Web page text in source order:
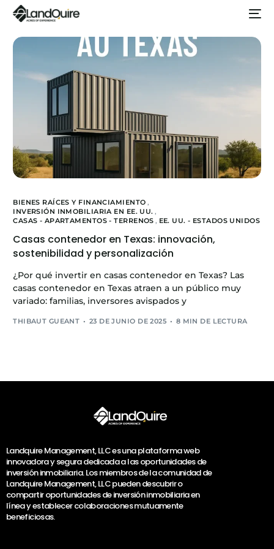
BIENES RAÍCES Y FINANCIAMIENTO ,
INVERSIÓN INMOBILIARIA EN EE. UU. ,
CASAS - APARTAMENTOS - TERRENOS , EE. UU. - ESTADOS UNIDOS
Casas contenedor en Texas: innovación,
sostenibilidad y personalización
¿Por qué invertir en casas contenedor en Texas? Las
casas contenedor en Texas atraen a un público muy
variado: familias, inversores avispados y
THIBAUT GUEANT 23 DE JUNIO DE 2025 8 MIN DE LECTURA
Landquire Management, LLC es una plataforma web
innovadora y segura dedicada a las oportunidades de
inversión inmobiliaria. Los miembros de la comunidad de
Landquire Management, LLC pueden descubrir o
compartir oportunidades de inversión inmobiliaria en
línea y establecer colaboraciones mutuamente
beneficiosas.